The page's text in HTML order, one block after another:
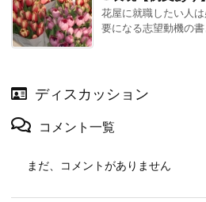
花屋に就職したい人
要になる志望動機の
ディスカッション
コメント一覧
まだ、コメントがありません